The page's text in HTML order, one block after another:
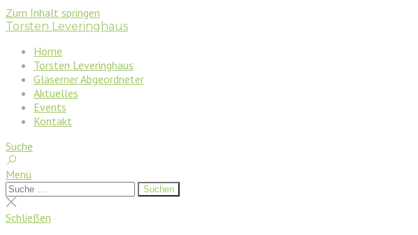
Zum Inhalt springen
Torsten Leveringhaus
Home
Torsten Leveringhaus
Gläserner Abgeordneter
Aktuelles
Events
Kontakt
Suche
Menü
Suchen
nach:
Suchen
Suche
schließen
Schließen